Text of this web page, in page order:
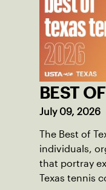
BEST
July 09, 2026
The Best of
individuals,
that portray
Texas tennis